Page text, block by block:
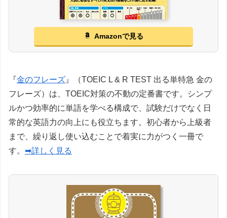
Amazonで見る
『金のフレーズ 』（TOEIC L & R TEST 出る単特急 金の
フレーズ）は、TOEIC対策の不動の定番書です。シンプ
ルかつ効率的に単語を学べる構成で、試験だけでなく日
常的な英語力の向上にも役立ちます。初心者から上級者
まで、繰り返し使い込むことで着実に力がつく一冊で
す。 ➡詳しく見る